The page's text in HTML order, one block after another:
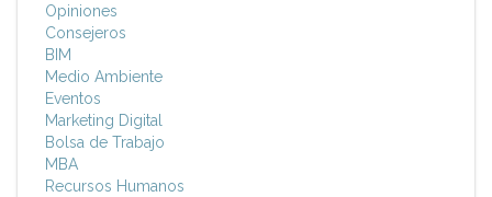
Opiniones
Consejeros
BIM
Medio Ambiente
Eventos
Marketing Digital
Bolsa de Trabajo
MBA
Recursos Humanos